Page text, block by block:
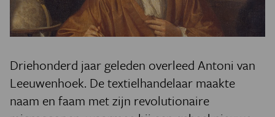
JONGE UITDAGERS
Driehonderd jaar geleden overleed Antoni van
Leeuwenhoek. De textielhandelaar maakte
naam en faam met zijn revolutionaire